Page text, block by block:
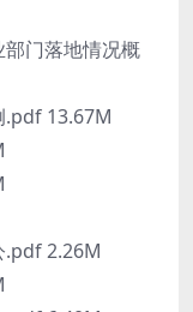
门落地情况概
13.67M
2.26M